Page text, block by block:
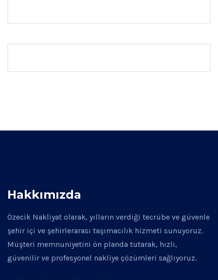
Hakkımızda
Özecik Nakliyat olarak, yılların verdiği tecrübe ve güvenle
şehir içi ve şehirlerarası taşımacılık hizmeti sunuyoruz.
Müşteri memnuniyetini ön planda tutarak, hızlı,
güvenilir ve profesyonel nakliye çözümleri sağlıyoruz.